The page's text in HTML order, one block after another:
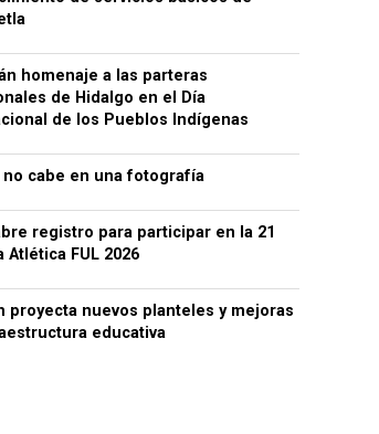
homenaje a las parteras
de Hidalgo en el Día
de los Pueblos Indígenas
no cabe en una fotografía
registro para participar en la 21
Atlética FUL 2026
proyecta nuevos planteles y mejoras
educativa